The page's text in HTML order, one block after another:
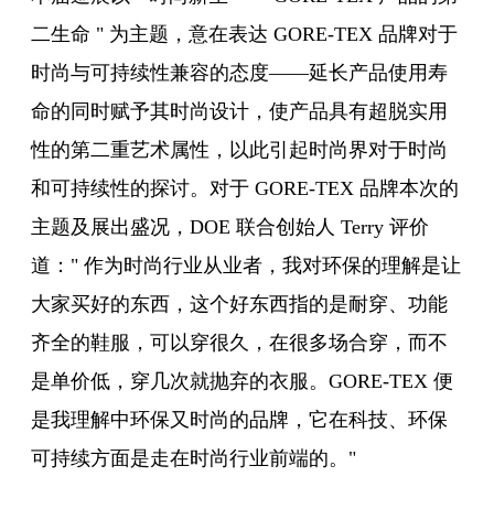
二生命 " 为主题，意在表达 GORE-TEX 品牌对于
时尚与可持续性兼容的态度——延长产品使用寿
命的同时赋予其时尚设计，使产品具有超脱实用
性的第二重艺术属性，以此引起时尚界对于时尚
和可持续性的探讨。对于 GORE-TEX 品牌本次的
主题及展出盛况，DOE 联合创始人 Terry 评价
道：" 作为时尚行业从业者，我对环保的理解是让
大家买好的东西，这个好东西指的是耐穿、功能
齐全的鞋服，可以穿很久，在很多场合穿，而不
是单价低，穿几次就抛弃的衣服。GORE-TEX 便
是我理解中环保又时尚的品牌，它在科技、环保
可持续方面是走在时尚行业前端的。"